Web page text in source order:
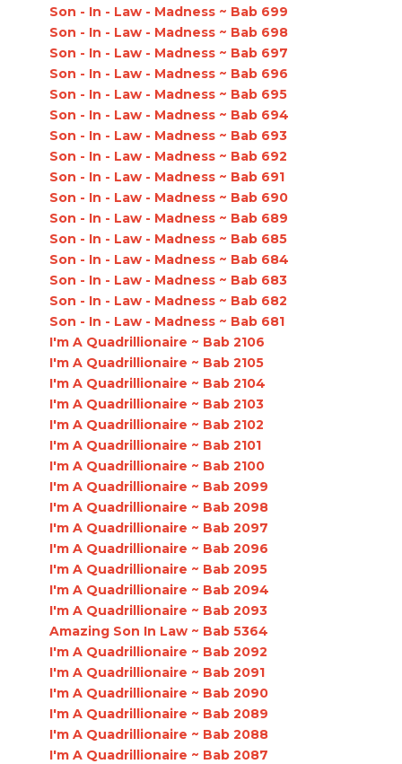
Son - In - Law - Madness ~ Bab 699
Son - In - Law - Madness ~ Bab 698
Son - In - Law - Madness ~ Bab 697
Son - In - Law - Madness ~ Bab 696
Son - In - Law - Madness ~ Bab 695
Son - In - Law - Madness ~ Bab 694
Son - In - Law - Madness ~ Bab 693
Son - In - Law - Madness ~ Bab 692
Son - In - Law - Madness ~ Bab 691
Son - In - Law - Madness ~ Bab 690
Son - In - Law - Madness ~ Bab 689
Son - In - Law - Madness ~ Bab 685
Son - In - Law - Madness ~ Bab 684
Son - In - Law - Madness ~ Bab 683
Son - In - Law - Madness ~ Bab 682
Son - In - Law - Madness ~ Bab 681
I'm A Quadrillionaire ~ Bab 2106
I'm A Quadrillionaire ~ Bab 2105
I'm A Quadrillionaire ~ Bab 2104
I'm A Quadrillionaire ~ Bab 2103
I'm A Quadrillionaire ~ Bab 2102
I'm A Quadrillionaire ~ Bab 2101
I'm A Quadrillionaire ~ Bab 2100
I'm A Quadrillionaire ~ Bab 2099
I'm A Quadrillionaire ~ Bab 2098
I'm A Quadrillionaire ~ Bab 2097
I'm A Quadrillionaire ~ Bab 2096
I'm A Quadrillionaire ~ Bab 2095
I'm A Quadrillionaire ~ Bab 2094
I'm A Quadrillionaire ~ Bab 2093
Amazing Son In Law ~ Bab 5364
I'm A Quadrillionaire ~ Bab 2092
I'm A Quadrillionaire ~ Bab 2091
I'm A Quadrillionaire ~ Bab 2090
I'm A Quadrillionaire ~ Bab 2089
I'm A Quadrillionaire ~ Bab 2088
I'm A Quadrillionaire ~ Bab 2087